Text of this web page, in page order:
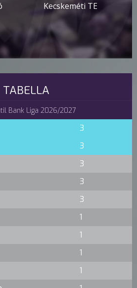
Kecskeméti TE
TABELLA
Bank Liga 2026/2027
3
3
3
3
3
1
1
1
1